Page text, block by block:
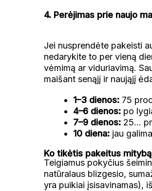
4. Perėjimas prie naujo
Jei nusprendėte pakeisti
nedarykite to per vieną
vėmimą ar viduriavimą.
maišant senąjį ir naująjį
1–3 dienos:75
4–6 dienos:po
7–9 dienos:25…
10 diena:jau
Ko tikėtis pakeitus
Teigiamus pokyčius
natūralaus blizgesio,
yra puikiai įsisavinamas),